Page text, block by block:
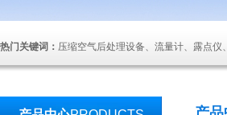
热门关键词： 压缩空气后处理设备、流量计、露点